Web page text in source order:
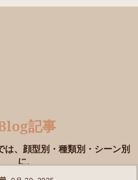
記事
、顔型別・種類別・シーン別
に、
び方を丁寧に解説。